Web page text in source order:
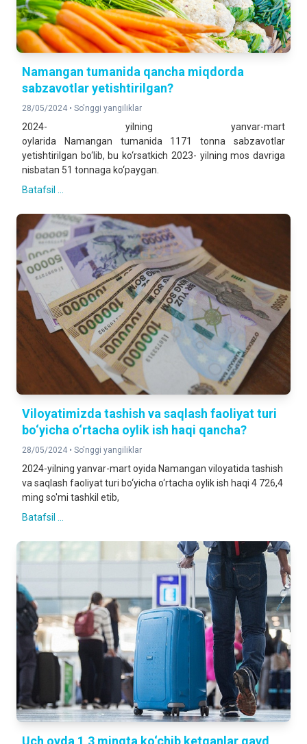
Namangan tumanida qancha miqdorda
sabzavotlar yetishtirilgan?
28/05/2024 • So'nggi yangiliklar
2024- yilning yanvar-mart
oylarida Namangan tumanida 1171 tonna sabzavotlar
yetishtirilgan bo‘lib, bu ko‘rsatkich 2023- yilning mos davriga
nisbatan 51 tonnaga ko‘paygan.
Batafsil ...
Viloyatimizda tashish va saqlash faoliyat turi
bo‘yicha o‘rtacha oylik ish haqi qancha?
28/05/2024 • So'nggi yangiliklar
2024-yilning yanvar-mart oyida Namangan viloyatida tashish
va saqlash faoliyat turi bo‘yicha o‘rtacha oylik ish haqi 4 726,4
ming so'mi tashkil etib,
Batafsil ...
Uch oyda 1,3 mingta ko‘chib ketganlar qayd